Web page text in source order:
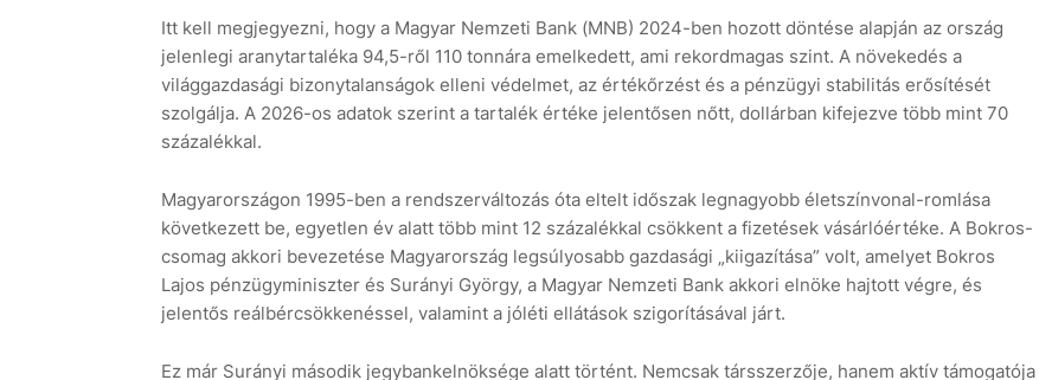
Itt kell megjegyezni, hogy a Magyar Nemzeti Bank (MNB) 2024-ben hozott döntése alapján az ország
jelenlegi aranytartaléka 94,5-ről 110 tonnára emelkedett, ami rekordmagas szint. A növekedés a
világgazdasági bizonytalanságok elleni védelmet, az értékőrzést és a pénzügyi stabilitás erősítését
szolgálja. A 2026-os adatok szerint a tartalék értéke jelentősen nőtt, dollárban kifejezve több mint 70
százalékkal.
Magyarországon 1995-ben a rendszerváltozás óta eltelt időszak legnagyobb életszínvonal-romlása
következett be, egyetlen év alatt több mint 12 százalékkal csökkent a fizetések vásárlóértéke. A Bokros-
csomag akkori bevezetése Magyarország legsúlyosabb gazdasági „kiigazítása” volt, amelyet Bokros
Lajos pénzügyminiszter és Surányi György, a Magyar Nemzeti Bank akkori elnöke hajtott végre, és
jelentős reálbércsökkenéssel, valamint a jóléti ellátások szigorításával járt.
Ez már Surányi második jegybankelnöksége alatt történt. Nemcsak társszerzője, hanem aktív támogatója